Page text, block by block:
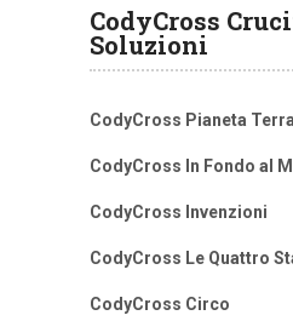
CodyCross
Soluzioni
CodyCross Pianeta Terra
CodyCross In Fondo al
CodyCross Invenzioni
CodyCross Le Quattro
CodyCross Circo